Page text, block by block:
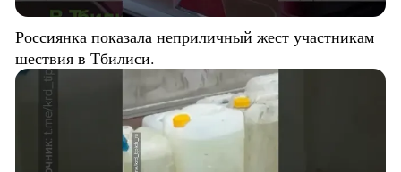
Россиянка показала неприличный жест участникам
шествия в Тбилиси.